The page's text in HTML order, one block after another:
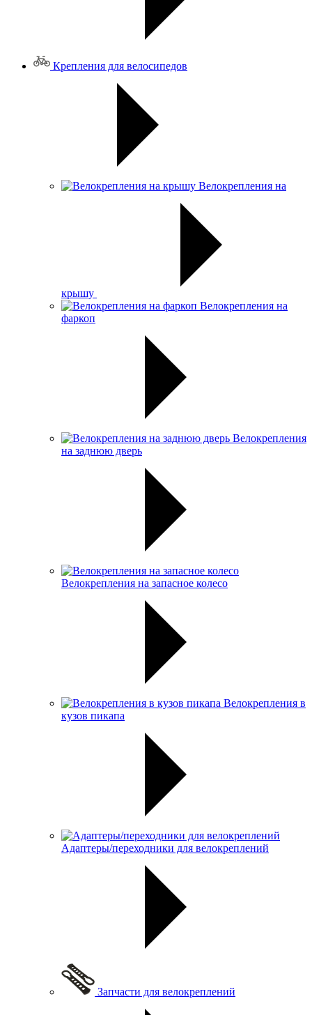
Крепления для велосипедов
Велокрепления на
крышу
Велокрепления на
фаркоп
Велокрепления
на заднюю дверь
Велокрепления на запасное колесо
Велокрепления в
кузов пикапа
Адаптеры/переходники для велокреплений
Запчасти для велокреплений